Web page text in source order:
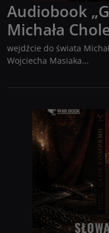
Audiobook
Michała
wejdźcie do świata
Wojciecha Masiaka...